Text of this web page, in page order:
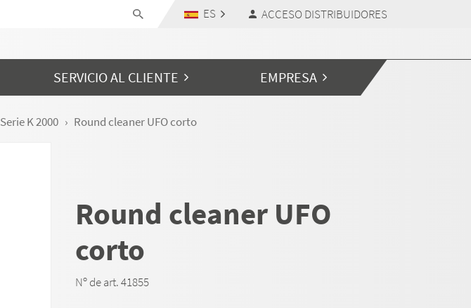
ES ACCESO DISTRIBUIDORES
SERVICIO AL CLIENTE EMPRESA
Serie K 2000 Round cleaner UFO corto
Round cleaner UFO
corto
Nº de art. 41855